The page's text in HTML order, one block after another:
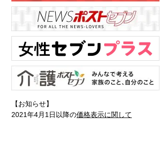
【お知らせ】
2021年4月1日以降の価格表示に関して